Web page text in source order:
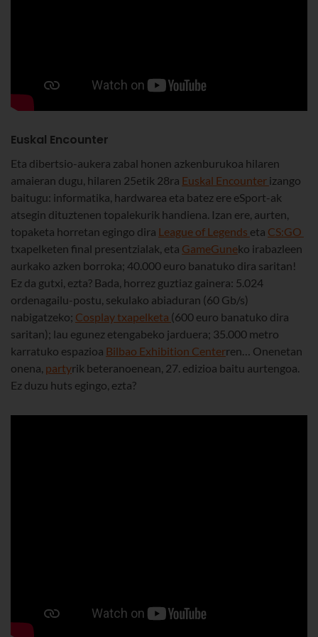
Euskal Encounter
Eta dibertsio-aukera zabal honen azkenburukoa hilaren
amaieran dugu, hilaren 25etik 28ra Euskal Encounter izango
baitugu: informatika, hardwarea eta batez ere eSport-ak
atsegin dituztenen topalekurik handiena. Izan ere, aurten,
topaketa horretan egingo dira League of Legends eta CS:GO
txapelketen final presentzialak, eta GameGuneko irabazleen
aurkako azken borroka; 40.000 euro banatuko dira saritan!
Ez da gutxi, ezta? Bada, horrez guztiaz gainera: 5.024
ordenagailu-postu, sekulako abiaduran (60 Gb/s)
nabigatzeko; Cosplay txapelketa (600 euro banatuko dira
saritan); lau egunez etengabeko jarduera; 35.000 metro
karratuko espazioa Bilbao Exhibition Centerren… Onenetan
onena, partyrik beteranoenean, 27. edizioa baitu aurtengoa.
Ez duzu huts egingo, ezta?